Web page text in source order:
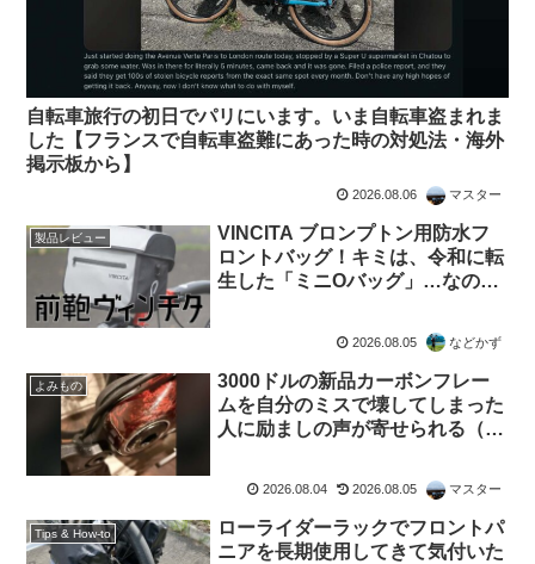
自転車旅行の初日でパリにいます。いま自転車盗まれま
した【フランスで自転車盗難にあった時の対処法・海外
掲示板から】
2026.08.06 マスター
製品レビュー
VINCITA ブロンプトン用防水フ
ロントバッグ！キミは、令和に転
生した「ミニOバッグ」…なの
2026.08.05 などかず
よみもの
3000ドルの新品カーボンフレー
ムを自分のミスで壊してしまった
人に励ましの声が寄せられる（海
2026.08.04 2026.08.05 マスター
Tips & How-to
ローライダーラックでフロントパ
ニアを長期使用してきて気付いた